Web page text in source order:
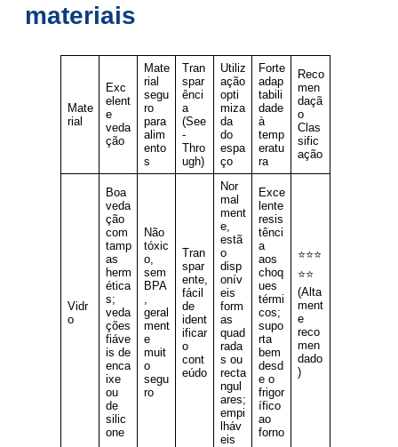
materiais
Mate
rial
Exc
elent
e
veda
ção
Mate
rial
segu
ro
para
alim
ento
s
Tran
spar
ênci
a
(See
-
Thro
ugh)
Utiliz
ação
opti
miza
da
do
espa
ço
Forte
adap
tabili
dade
à
temp
eratu
ra
Reco
men
daçã
o
Clas
sific
ação
Vidr
o
Boa
veda
ção
com
tamp
as
herm
ética
s;
veda
ções
fiáve
is de
enca
ixe
ou
de
silic
one
Não
tóxic
o,
sem
BPA
geral
ment
e
muit
o
segu
ro
Tran
spar
ente,
fácil
de
ident
ificar
o
cont
eúdo
Nor
mal
ment
e,
estã
o
disp
onív
eis
form
as
quad
rada
s ou
recta
ngul
ares;
empi
lháv
eis
Exce
lente
resis
tênci
a
aos
choq
ues
térmi
cos;
supo
rta
bem
desd
e o
frigor
ífico
ao
forno
⭐⭐⭐
⭐⭐
(Alta
ment
e
reco
men
dado
)